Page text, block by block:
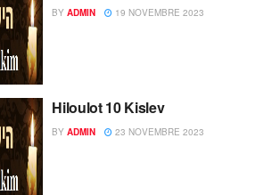
BY ADMIN 19 NOVEMBRE 2023
Hiloulot 10 Kislev
BY ADMIN 23 NOVEMBRE 2023